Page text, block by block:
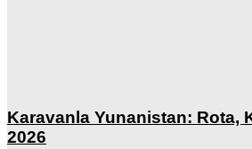
Karavanla Yunanistan: Rota,
2026